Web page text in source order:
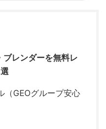
ブレンダーを無料レ
（GEOグループ安心